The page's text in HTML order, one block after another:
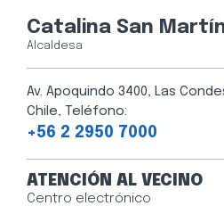
Catalina San
Alcaldesa
Av. Apoquindo 3400, Las
Chile, Teléfono:
+56 2 2950 7000
ATENCIÓN AL VECINO
Centro electrónico